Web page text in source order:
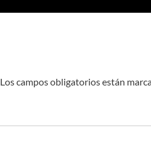
Los campos obligatorios están